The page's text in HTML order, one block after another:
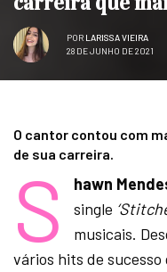
POR LARISSA VIEIRA
28 DE JUNHO DE 2021
O cantor contou com
de sua carreira.
S hawn
single
musicais.
vários hits de